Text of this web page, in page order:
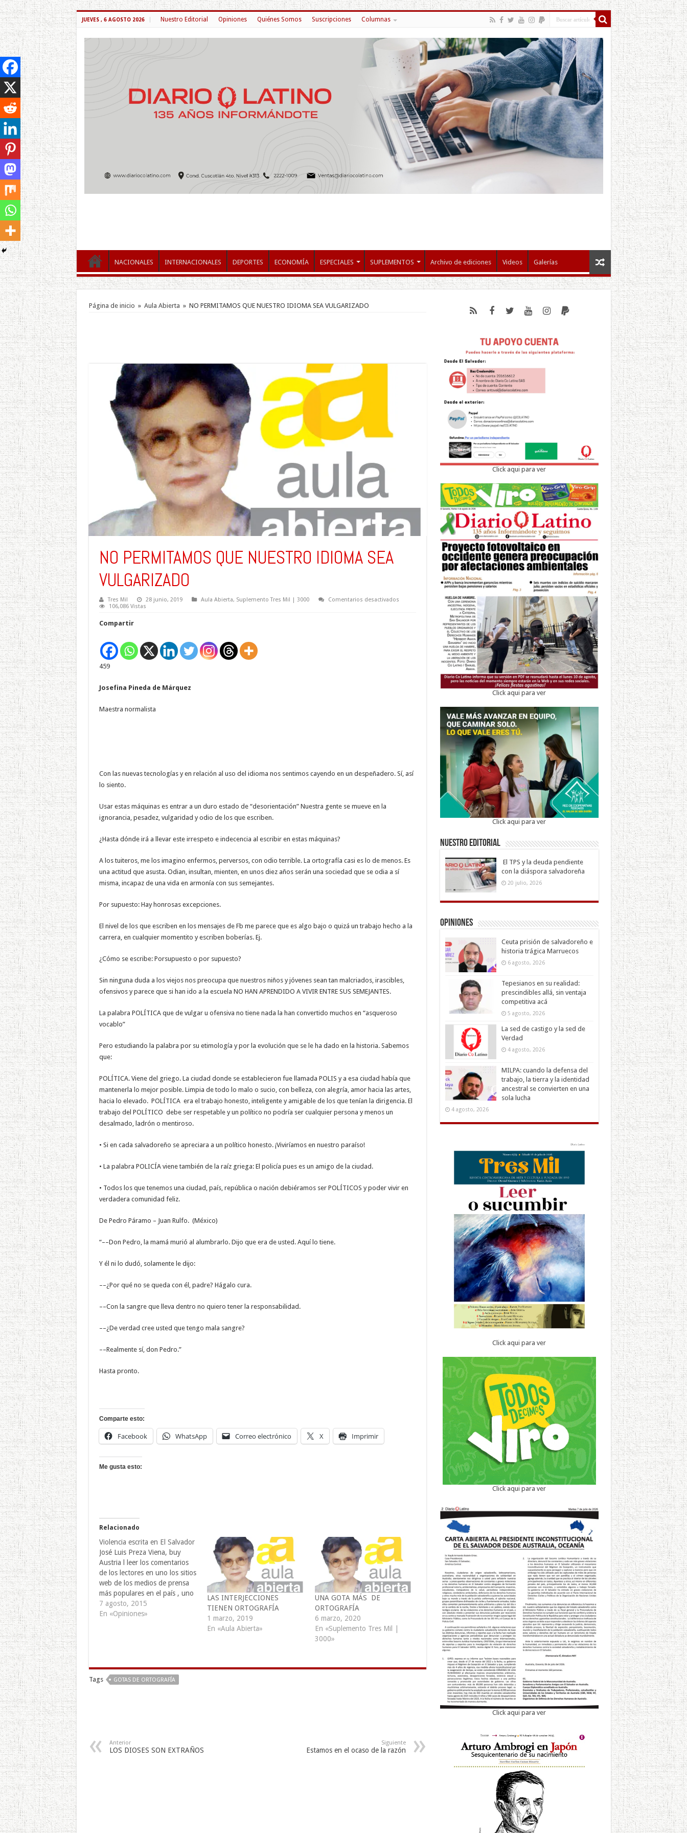
JUEVES , 6 AGOSTO 2026 Nuestro Editorial Opiniones Quiénes Somos Suscripciones Columnas
NACIONALES INTERNACIONALES DEPORTES ECONOMÍA ESPECIALES SUPLEMENTOS Archivo de ediciones Videos Galerías
Página de inicio » Aula Abierta » NO PERMITAMOS QUE NUESTRO IDIOMA SEA VULGARIZADO
NO PERMITAMOS QUE NUESTRO IDIOMA SEA
VULGARIZADO
Tres Mil 28 junio, 2019 Aula Abierta, Suplemento Tres Mil | 3000 Comentarios desactivadosen
106,086 Vistas
Compartir
459
Josefina Pineda de Márquez
Maestra normalista
Con las nuevas tecnologías y en relación al uso del idioma nos sentimos cayendo en un despeñadero. Sí, así
lo siento.
Usar estas máquinas es entrar a un duro estado de “desorientación” Nuestra gente se mueve en la
ignorancia, pesadez, vulgaridad y odio de los que escriben.
¿Hasta dónde irá a llevar este irrespeto e indecencia al escribir en estas máquinas?
A los tuiteros, me los imagino enfermos, perversos, con odio terrible. La ortografía casi es lo de menos. Es
una actitud que asusta. Odian, insultan, mienten, en unos diez años serán una sociedad que se odia a sí
misma, incapaz de una vida en armonía con sus semejantes.
Por supuesto: Hay honrosas excepciones.
El nivel de los que escriben en los mensajes de Fb me parece que es algo bajo o quizá un trabajo hecho a la
carrera, en cualquier momentito y escriben boberías. Ej.
¿Cómo se escribe: Porsupuesto o por supuesto?
Sin ninguna duda a los viejos nos preocupa que nuestros niños y jóvenes sean tan malcriados, irascibles,
ofensivos y parece que si han ido a la escuela NO HAN APRENDIDO A VIVIR ENTRE SUS SEMEJANTES.
La palabra POLÍTICA que de vulgar u ofensiva no tiene nada la han convertido muchos en “asqueroso
vocablo”
Pero estudiando la palabra por su etimología y por la evolución que se le ha dado en la historia. Sabemos
que:
POLÍTICA. Viene del griego. La ciudad donde se establecieron fue llamada POLIS y a esa ciudad había que
mantenerla lo mejor posible. Limpia de todo lo malo o sucio, con belleza, con alegría, amor hacia las artes,
hacia lo elevado. POLÍTICA era el trabajo honesto, inteligente y amigable de los que tenían la dirigencia. El
trabajo del POLÍTICO debe ser respetable y un político no podría ser cualquier persona y menos un
desalmado, ladrón o mentiroso.
• Si en cada salvadoreño se apreciara a un político honesto. ¡Viviríamos en nuestro paraíso!
• La palabra POLICÍA viene también de la raíz griega: El policía pues es un amigo de la ciudad.
• Todos los que tenemos una ciudad, país, república o nación debiéramos ser POLÍTICOS y poder vivir en
verdadera comunidad feliz.
De Pedro Páramo – Juan Rulfo. (México)
“––Don Pedro, la mamá murió al alumbrarlo. Dijo que era de usted. Aquí lo tiene.
Y él ni lo dudó, solamente le dijo:
––¿Por qué no se queda con él, padre? Hágalo cura.
––Con la sangre que lleva dentro no quiero tener la responsabilidad.
––¿De verdad cree usted que tengo mala sangre?
––Realmente sí, don Pedro.”
Hasta pronto.
Comparte esto:
Facebook WhatsApp Correo electrónico X Imprimir
Me gusta esto:
Relacionado
Violencia escrita en El Salvador
José Luis Preza Viena, buy
Austria l leer los comentarios
de los lectores en uno los sitios
web de los medios de prensa
más populares en el país , uno
se puede dar cuenta del alto
grado de violencia escrita que
7 agosto, 2015
En «Opiniones»
LAS INTERJECCIONES
TIENEN ORTOGRAFÍA
1 marzo, 2019
En «Aula Abierta»
UNA GOTA MÁS DE
ORTOGRAFÍA
6 marzo, 2020
En «Suplemento Tres Mil |
3000»
Tags GOTAS DE ORTOGRAFÍA
Anterior
LOS DIOSES SON EXTRAÑOS
Siguiente
Estamos en el ocaso de la razón
Click aqui para ver
Click aqui para ver
Click aqui para ver
Nuestro Editorial
El TPS y la deuda pendiente
con la diáspora salvadoreña
20 julio, 2026
Opiniones
Ceuta prisión de salvadoreño e
historia trágica Marruecos
6 agosto, 2026
Tepesianos en su realidad:
prescindibles allá, sin ventaja
competitiva acá
5 agosto, 2026
La sed de castigo y la sed de
Verdad
4 agosto, 2026
MILPA: cuando la defensa del
trabajo, la tierra y la identidad
ancestral se convierten en una
sola lucha
4 agosto, 2026
Click aqui para ver
Click aqui para ver
Click aqui para ver